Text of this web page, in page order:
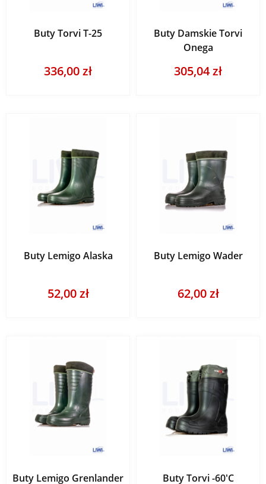
Buty Torvi T-25
336,00 zł
Buty Damskie Torvi
Onega
305,04 zł
Buty Lemigo Alaska
52,00 zł
Buty Lemigo Wader
62,00 zł
Buty Lemigo Grenlander
Buty Torvi -60'C